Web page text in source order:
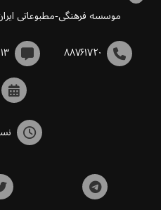
موسسه فرهنگی-مطبوعاتی
۸۸۷۶۱۷۲۰